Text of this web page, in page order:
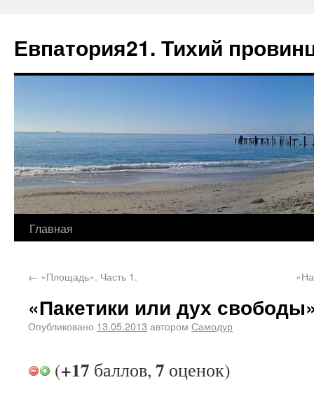
Евпатория21. Тихий
Главная
← «Площадь». Часть 1.
«Пакетики или дух
Опубликовано 13.05.2013 автором Самодур
(+17 баллов, 7 оценок)